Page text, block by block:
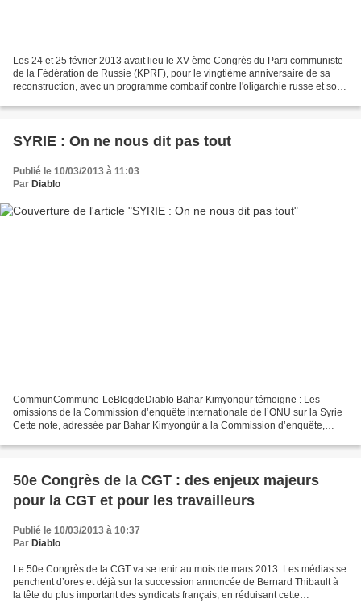
Les 24 et 25 février 2013 avait lieu le XV ème Congrès du Parti communiste
de la Fédération de Russie (KPRF), pour le vingtième anniversaire de sa
reconstruction, avec un programme combatif contre l'oligarchie russe et son
SYRIE : On ne nous dit pas tout
Publié le 10/03/2013 à 11:03
Par Diablo
CommunCommune-LeBlogdeDiablo Bahar Kimyongür témoigne : Les
omissions de la Commission d’enquête internationale de l’ONU sur la Syrie
Cette note, adressée par Bahar Kimyongür à la Commission d’enquête,
50e Congrès de la CGT : des enjeux majeurs
pour la CGT et pour les travailleurs
Publié le 10/03/2013 à 10:37
Par Diablo
Le 50e Congrès de la CGT va se tenir au mois de mars 2013. Les médias se
penchent d’ores et déjà sur la succession annoncée de Bernard Thibault à
la tête du plus important des syndicats français, en réduisant cette